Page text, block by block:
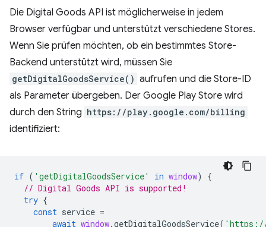
Die Digital Goods API ist möglicherweise in jedem
Browser verfügbar und unterstützt verschiedene Stores.
Wenn Sie prüfen möchten, ob ein bestimmtes Store-
Backend unterstützt wird, müssen Sie
getDigitalGoodsService() aufrufen und die Store-ID
als Parameter übergeben. Der Google Play Store wird
durch den String https://play.google.com/billing
identifiziert:
if ( 'getDigitalGoodsService' in window)
{
// Digital Goods API is supported!
try {
const service =
await window.getDigitalGoodsService(